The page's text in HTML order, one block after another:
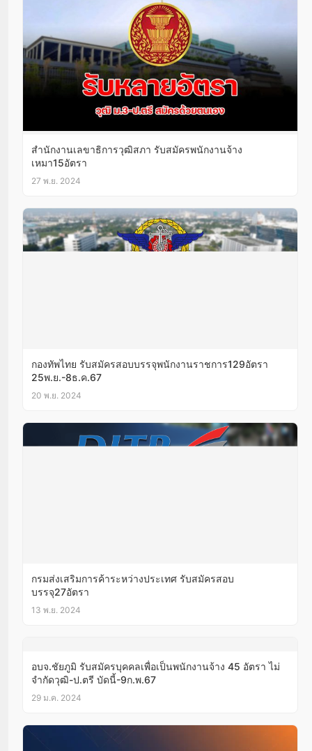
สำนักงานเลขาธิการวุฒิสภา รับสมัครพนักงานจ้าง
เหมา15อัตรา
27 พ.ย. 2024
กองทัพไทย รับสมัครสอบบรรจุพนักงานราชการ129อัตรา
25พ.ย.-8ธ.ค.67
20 พ.ย. 2024
กรมส่งเสริมการค้าระหว่างประเทศ รับสมัครสอบ
บรรจุ27อัตรา
13 พ.ย. 2024
อบจ.ชัยภูมิ รับสมัครบุคคลเพื่อเป็นพนักงานจ้าง 45 อัตรา ไม่
จำกัดวุฒิ-ป.ตรี บัดนี้-9ก.พ.67
29 ม.ค. 2024